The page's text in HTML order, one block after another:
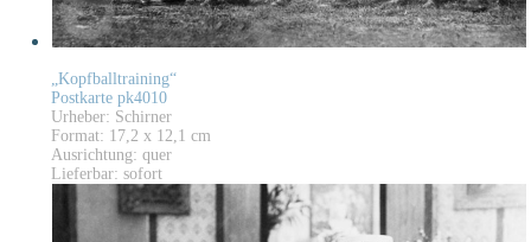
„Kopfballtraining“
Postkarte pk4010
Urheber: Schirner
Format: 17,2 x 12,1 cm
Ausrichtung: quer
Lieferbar: sofort